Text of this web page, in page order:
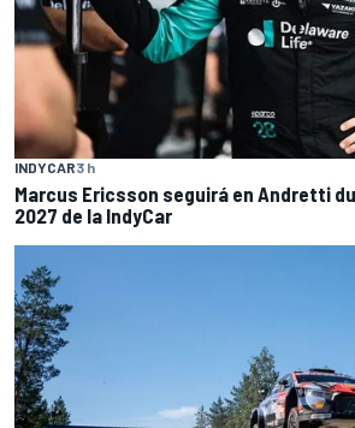
INDYCAR3 h
Marcus Ericsson seguirá en Andretti
2027 de la IndyCar